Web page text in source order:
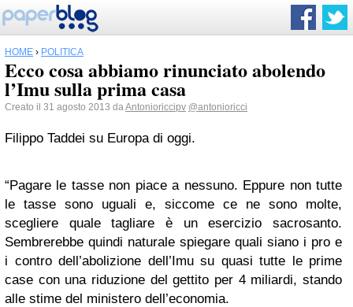
HOME › POLITICA
Ecco cosa abbiamo rinunciato abolendo
l’Imu sulla prima casa
Creato il 31 agosto 2013 daAntonioriccipv @antonioricci
Filippo Taddei su Europa di oggi.
“Pagare le tasse non piace a nessuno. Eppure non tutte
le tasse sono uguali e, siccome ce ne sono molte,
scegliere quale tagliare è un esercizio sacrosanto.
Sembrerebbe quindi naturale spiegare quali siano i pro e
i contro dell’abolizione dell’Imu su quasi tutte le prime
case con una riduzione del gettito per 4 miliardi, stando
alle stime del ministero dell’economia.